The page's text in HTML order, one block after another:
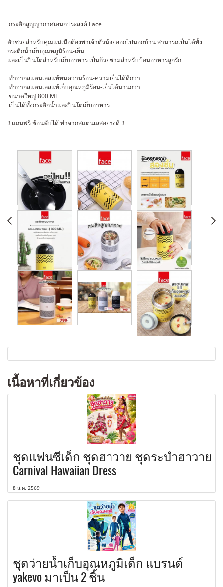
กระติกสูญญากาศเอนกประสงค์ Face
ตัวช่วยสำหรับคุณแม่เมื่อต้องพาเจ้าตัวน้อยออกไปนอกบ้าน สามารถเป็นได้ทั้ง
กระติกน้ำเก็บอุณหภูมิร้อน-เย็น
และเป็นปิ่นโตสำหรับเก็บอาหาร เป็นถ้วยชามสำหรับป้อนอาหารลูกรัก
ทำจากสแตนเลสแท้ทนความร้อน-ความเย็นได้ดีกว่า
ทำจากสแตนเลสแท้เก็บอุณหภูมิร้อน-เย็นได้นานกว่า
ขนาดใหญ่ 800 ML
เป็นได้ทั้งกระติกน้ำและปิ่นโตเก็บอาหาร
‼️ แถมฟรี ช้อนพับได้ ทำจากสแตนเลสอย่างดี ‼️
เนื้อหาที่เกี่ยวข้อง
ชุดแฟนซีเด็ก ชุดฮาวาย ชุดระบำฮาวาย
Carnival Hawaiian Dress
8 ส.ค. 2569
ชุดว่ายน้ำเก็บอุณหภูมิเด็ก แบรนด์
yakevo มาเป็น 2 ชิ้น